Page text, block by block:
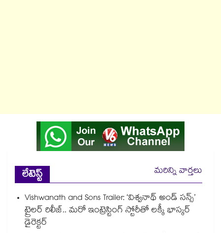
లేటెస్ట్
మరిన్ని వార్తలు
Vishwanath and Sons Trailer: ‘విశ్వనాథ్ అండ్ సన్స్’
ట్రైలర్ రిలీజ్.. మరో ఇంట్రెస్టింగ్ స్టోరీతో లక్కీ భాస్కర్
డైరెక్టర్